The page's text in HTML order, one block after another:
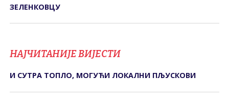
ЗЕЛЕНКОВЦУ
НАЈЧИТАНИЈЕ ВИЈЕСТИ
И СУТРА ТОПЛО, МОГУЋИ ЛОКАЛНИ ПЉУСКОВИ